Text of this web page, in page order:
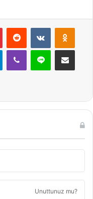
PinterestReddit VKontakte
TelegramViber Line E-Posta ile
Unuttunuz mu?